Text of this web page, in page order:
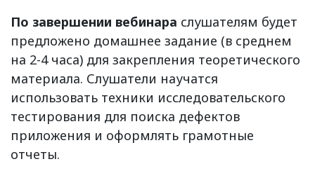
По завершении вебинара слушателям будет
предложено домашнее задание (в среднем
на 2-4 часа) для закрепления теоретического
материала. Слушатели научатся
использовать техники исследовательского
тестирования для поиска дефектов
приложения и оформлять грамотные
отчеты.